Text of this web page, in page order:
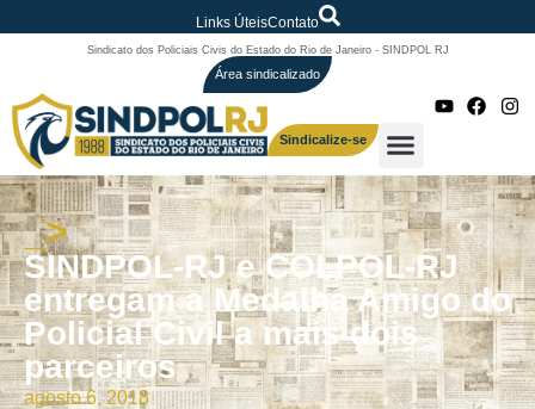
Links ÚteisContato
Sindicato dos Policiais Civis do Estado do Rio de Janeiro - SINDPOL RJ
Área sindicalizado
Sindicalize-se
_>
SINDPOL-RJ e COLPOL-RJ
entregam a Medalha Amigo do
Policial Civil a mais dois
parceiros
agosto 6, 2018